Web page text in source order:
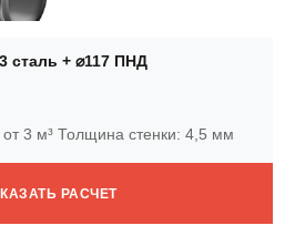
сталь + ⌀117 ПНД
3 м³ Толщина стенки: 4,5 мм
РАСЧЕТ